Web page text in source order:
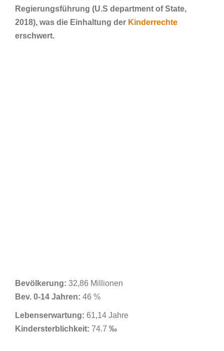
Regierungsführung (U.S department of State,
2018), was die Einhaltung der Kinderrechte
erschwert.
Bevölkerung: 32,86 Millionen
Bev. 0-14 Jahren: 46 %
Lebenserwartung: 61,14 Jahre
Kindersterblichkeit: 74.7 ‰